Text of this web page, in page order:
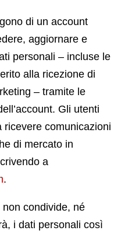
di un account
aggiornare e
personali – incluse le
alla ricezione di
– tramite le
Gli utenti
ricevere comunicazioni
di mercato in
a
.
condivide, né
i dati personali così